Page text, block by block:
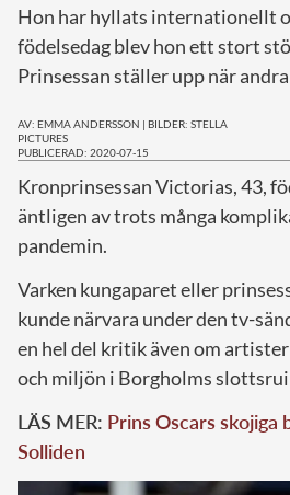
Hon har hyllats internationellt
födelsedag blev hon ett stort
Prinsessan ställer upp när
AV: EMMA ANDERSSON | BILDER: STELLA
PICTURES
PUBLICERAD: 2020-07-15
Kronprinsessan Victorias, 43,
äntligen av trots många
pandemin.
Varken kungaparet eller
kunde närvara under den tv-
en hel del kritik även om
och miljön i Borgholms
LÄS MER: Prins Oscars skojiga
Solliden